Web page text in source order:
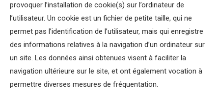
provoquer l’installation de cookie(s) sur l’ordinateur de
l’utilisateur. Un cookie est un fichier de petite taille, qui ne
permet pas l’identification de l’utilisateur, mais qui enregistre
des informations relatives à la navigation d’un ordinateur sur
un site. Les données ainsi obtenues visent à faciliter la
navigation ultérieure sur le site, et ont également vocation à
permettre diverses mesures de fréquentation.